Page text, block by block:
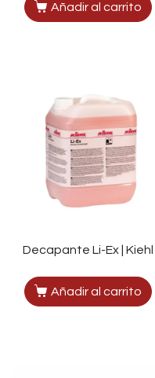
Añadir al carrito
Decapante Li-Ex | Kiehl
Añadir al carrito